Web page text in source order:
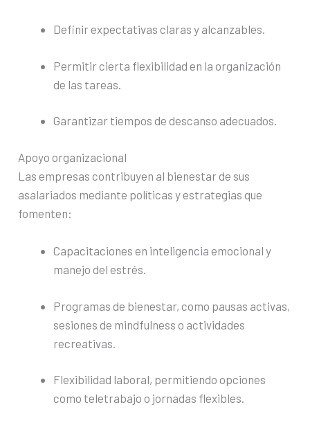
Definir expectativas claras y alcanzables.
Permitir cierta flexibilidad en la organización
de las tareas.
Garantizar tiempos de descanso adecuados.
Apoyo organizacional
Las empresas contribuyen al bienestar de sus
asalariados mediante políticas y estrategias que
fomenten:
Capacitaciones en inteligencia emocional y
manejo del estrés.
Programas de bienestar, como pausas activas,
sesiones de mindfulness o actividades
recreativas.
Flexibilidad laboral, permitiendo opciones
como teletrabajo o jornadas flexibles.